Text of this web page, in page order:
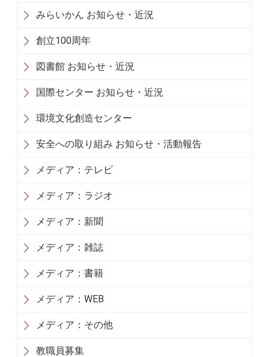
みらいかん お知らせ・近況
創立100周年
図書館 お知らせ・近況
国際センター お知らせ・近況
環境文化創造センター
安全への取り組み お知らせ・活動報告
メディア：テレビ
メディア：ラジオ
メディア：新聞
メディア：雑誌
メディア：書籍
メディア：WEB
メディア：その他
教職員募集